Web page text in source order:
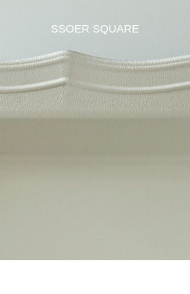
SSOER SQUARE